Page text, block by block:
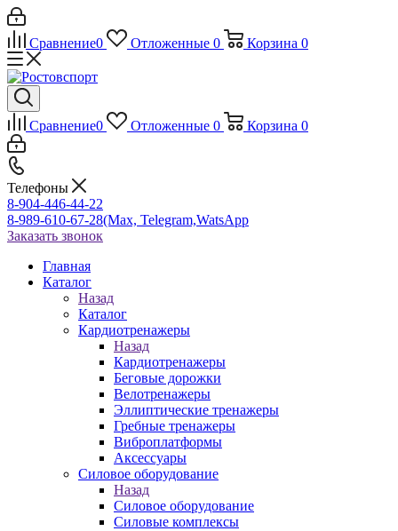
Сравнение0 Отложенные 0 Корзина 0
Сравнение0 Отложенные 0 Корзина 0
Телефоны
8-904-446-44-22
8-989-610-67-28(Max, Telegram,WatsApp
Заказать звонок
Главная
Каталог
Назад
Каталог
Кардиотренажеры
Назад
Кардиотренажеры
Беговые дорожки
Велотренажеры
Эллиптические тренажеры
Гребные тренажеры
Виброплатформы
Аксессуары
Силовое оборудование
Назад
Силовое оборудование
Силовые комплексы